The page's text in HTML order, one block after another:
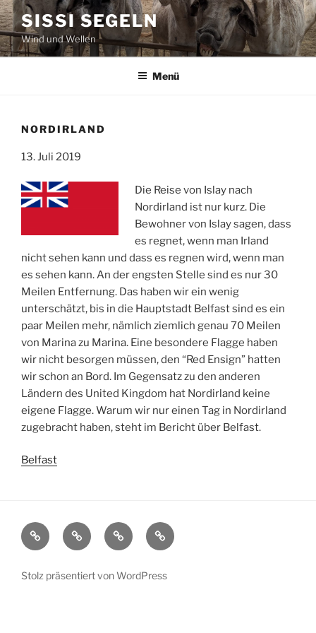
Zum
Inhalt
springen
SISSI SEGELN
Wind und Wellen
Menü
NORDIRLAND
13. Juli 2019
Die Reise von Islay nach
Nordirland ist nur kurz. Die
Bewohner von Islay sagen, dass
es regnet, wenn man Irland
nicht sehen kann und dass es regnen wird, wenn man
es sehen kann. An der engsten Stelle sind es nur 30
Meilen Entfernung. Das haben wir ein wenig
unterschätzt, bis in die Hauptstadt Belfast sind es ein
paar Meilen mehr, nämlich ziemlich genau 70 Meilen
von Marina zu Marina. Eine besondere Flagge haben
wir nicht besorgen müssen, den “Red Ensign” hatten
wir schon an Bord. Im Gegensatz zu den anderen
Ländern des United Kingdom hat Nordirland keine
eigene Flagge. Warum wir nur einen Tag in Nordirland
zugebracht haben, steht im Bericht über Belfast.
Belfast
Sissi
Länder
und
Weitere
Segelblogs
Kontakt
Stolz präsentiert von WordPress